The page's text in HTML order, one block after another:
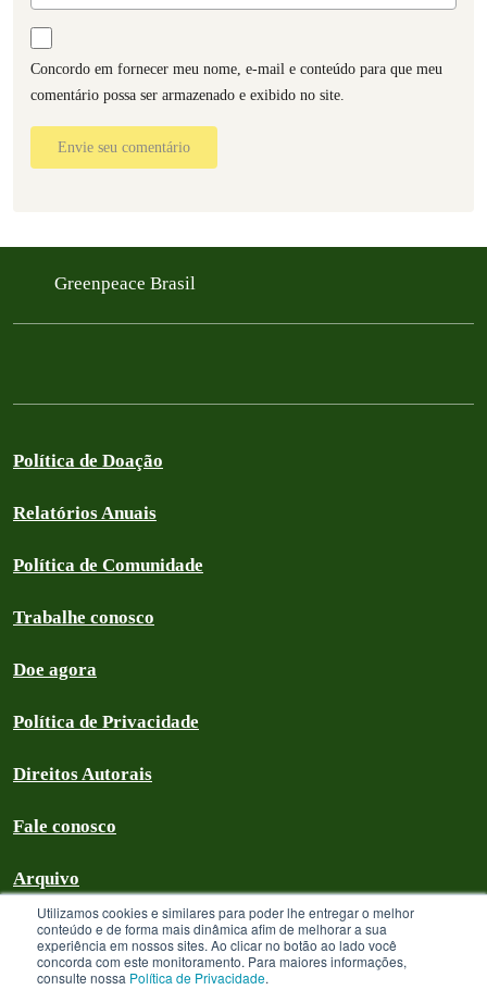
Utilizamos cookies e similares para poder lhe entregar o melhor
conteúdo e de forma mais dinâmica afim de melhorar a sua
experiência em nossos sites. Ao clicar no botão ao lado você
concorda com este monitoramento. Para maiores informações,
consulte nossa Política de Privacidade.
Concordo em fornecer meu nome, e-mail e conteúdo para que meu
comentário possa ser armazenado e exibido no site.
Envie seu comentário
Greenpeace Brasil
Política de Doação
Relatórios Anuais
Política de Comunidade
Trabalhe conosco
Doe agora
Política de Privacidade
Direitos Autorais
Fale conosco
Arquivo
Greenpeace Brasil 2026